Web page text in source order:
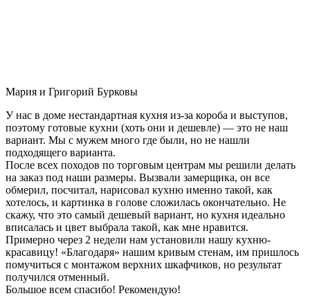
Мария и Григорий Бурковы
У нас в доме нестандартная кухня из-за короба и выступов,
поэтому готовые кухни (хоть они и дешевле) — это не наш
вариант. Мы с мужем много где были, но не нашли
подходящего варианта.
После всех походов по торговым центрам мы решили делать
на заказ под наши размеры. Вызвали замерщика, он все
обмерил, посчитал, нарисовал кухню именно такой, как
хотелось, и картинка в голове сложилась окончательно. Не
скажу, что это самый дешевый вариант, но кухня идеально
вписалась и цвет выбрала такой, как мне нравится.
Примерно через 2 недели нам установили нашу кухню-
красавицу! «Благодаря» нашим кривым стенам, им пришлось
помучиться с монтажом верхних шкафчиков, но результат
получился отменный.
Большое всем спасибо! Рекомендую!